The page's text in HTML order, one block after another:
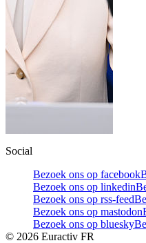
Social
Bezoek ons op facebook
Bezoek ons op linkedin
Bezoek ons op rss-feed
Bezoek ons op mastodon
Bezoek ons op bluesky
© 2026 Euractiv FR